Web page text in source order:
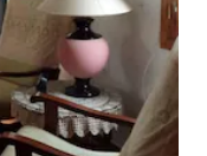
dates.